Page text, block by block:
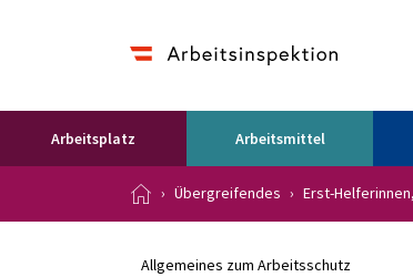
Arbeitsplatz Arbeitsmittel
Übergreifendes Erst-
Allgemeines zum Arbeitsschutz